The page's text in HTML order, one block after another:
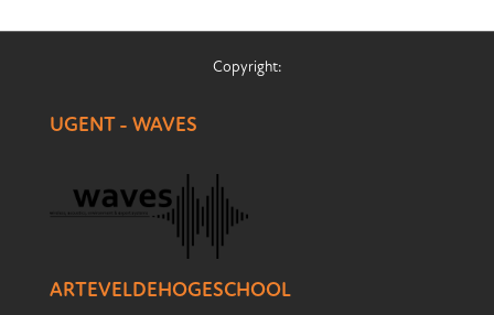
Copyright:
UGENT - WAVES
ARTEVELDEHOGESCHOOL